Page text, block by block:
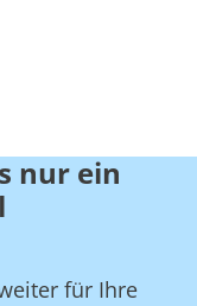
nur ein
für Ihre